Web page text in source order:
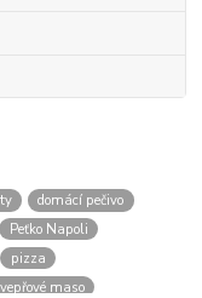
domácí pečivo
Peťko Napoli
pizza
vepřové maso